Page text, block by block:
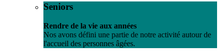
Seniors
Rendre de la vie aux années
Nos avons défini une partie de notre activité autour de
l'accueil des personnes âgées.